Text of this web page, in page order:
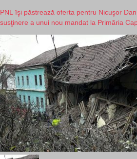
PNL îşi păstrează oferta pentru Nicuşor
susţinere a unui nou mandat la Primăria